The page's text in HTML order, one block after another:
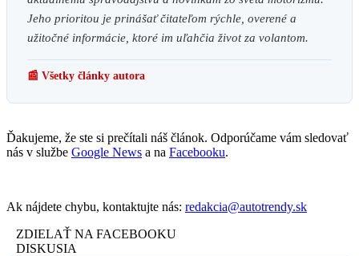
Jeho prioritou je prinášať čitateľom rýchle, overené a
užitočné informácie, ktoré im uľahčia život za volantom.
📰 Všetky články autora
Ďakujeme, že ste si prečítali náš článok. Odporúčame vám sledovať
nás v službe Google News a na Facebooku.
Ak nájdete chybu, kontaktujte nás: redakcia@autotrendy.sk
ZDIELAŤ NA FACEBOOKU
DISKUSIA